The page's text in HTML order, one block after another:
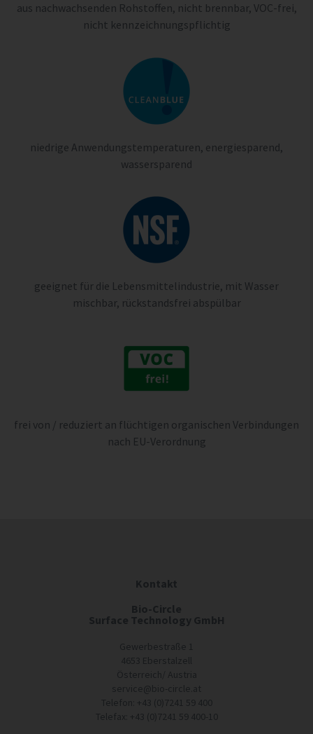
aus nachwachsenden Rohstoffen, nicht brennbar, VOC-frei,
nicht kennzeichnungspflichtig
niedrige Anwendungstemperaturen, energiesparend,
wassersparend
geeignet für die Lebensmittelindustrie, mit Wasser
mischbar, rückstandsfrei abspülbar
frei von / reduziert an flüchtigen organischen Verbindungen
nach EU-Verordnung
Kontakt
Bio-Circle
Surface Technology GmbH
Gewerbestraße 1
4653 Eberstalzell
Österreich/ Austria
service@bio-circle.at
Telefon: +43 (0)7241 59 400
Telefax: +43 (0)7241 59 400-10